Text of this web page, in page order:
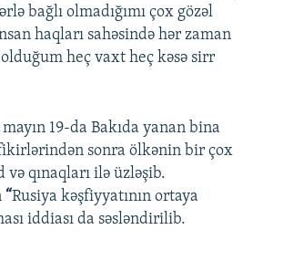
bağlı olmadığımı çox gözəl
haqları sahəsində hər zaman
heç vaxt heç kəsə sirr
19-da Bakıda yanan bina
sonra ölkənin bir çox
qınaqları ilə üzləşib.
“Rusiya kəşfiyyatının ortaya
iddiası da səsləndirilib.